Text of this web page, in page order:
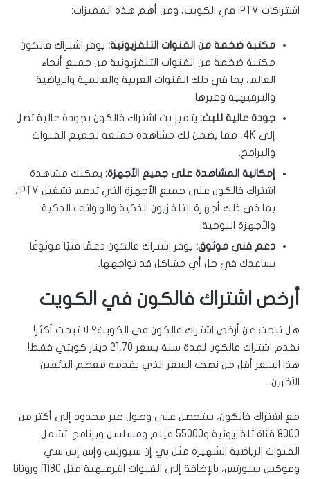
اشتراكات IPTV في الكويت، ومن أهم هذه المميزات:
مكتبة ضخمة من القنوات التلفزيونية: يوفر اشتراك فالكون
مكتبة ضخمة من القنوات التلفزيونية من جميع أنحاء
العالم، بما في ذلك القنوات العربية والعالمية والرياضية
والترفيهية وغيرها.
جودة عالية للبث: يتميز بث اشتراك فالكون بجودة عالية تصل
إلى 4K، مما يضمن لك مشاهدة ممتعة لجميع القنوات
والبرامج.
إمكانية المشاهدة على جميع الأجهزة: يمكنك مشاهدة
اشتراك فالكون على جميع الأجهزة التي تدعم تشغيل IPTV،
بما في ذلك أجهزة التلفزيون الذكية والهواتف الذكية
والأجهزة اللوحية.
دعم فني موثوق: يوفر اشتراك فالكون دعمًا فنيًا موثوقًا
يساعدك في حل أي مشاكل قد تواجهها.
أرخص اشتراك فالكون في الكويت
هل تبحث عن أرخص اشتراك فالكون في الكويت؟ لا تبحث أكثر!
نقدم اشتراك فالكون لمدة سنة بسعر 21,70 دينار كويتي فقط!
هذا السعر أقل من نصف السعر الذي يقدمه معظم البائعين
الآخرين.
مع اشتراك فالكون، ستحصل على وصول غير محدود إلى أكثر من
8000 قناة تلفزيونية و55000 فيلم ومسلسل وبرنامج. تشمل
القنوات الرياضية الشهيرة مثل بي إن سبورتس وإس إس سي
وفوكس سبورتس، بالإضافة إلى القنوات الترفيهية مثل MBC وروتانا